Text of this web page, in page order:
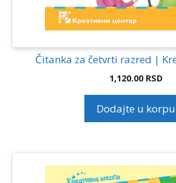
Čitanka za četvrti razred |
1,120.00 RSD
Dodajte u korpu